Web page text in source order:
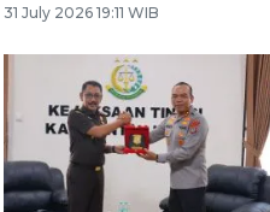
31 July 2026 19:11 WIB